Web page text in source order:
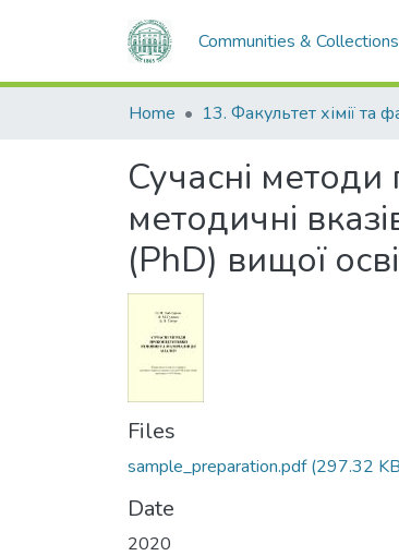
Communities & Collections
Home
Сучасні методи
методичні
(PhD) вищої
Files
sample_preparation.pdf(297.32
Date
2020